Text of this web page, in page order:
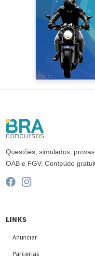
Questões, simulados,
OAB e FGV. Conteúdo
LINKS
Anunciar
Parcerias